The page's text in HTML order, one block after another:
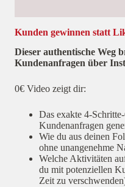
Kunden gewinnen statt
Dieser authentische Weg
Kundenanfragen über
0€ Video zeigt dir:
Das exakte 4-
Kundenanfragen
Wie du aus deinen
ohne unangenehme
Welche Aktivitäten
du mit potenziellen
Zeit zu